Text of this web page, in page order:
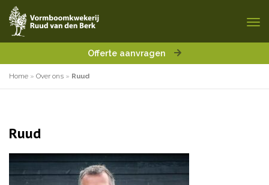
Offerte aanvragen
Home » Over ons » Ruud
Ruud